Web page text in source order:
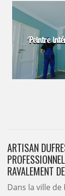
Peintre
ARTISAN
RAVALEMENT
Dans la ville